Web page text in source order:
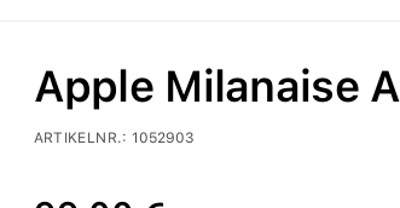
Apple Milanaise
ARTIKELNR.: 1052903
Regulärer Preis: